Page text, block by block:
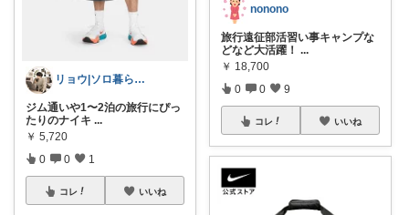
リョウ|ソロ暮らし帖
ジム通いや1〜2泊の旅行にぴっ
たりのナイキ ...
￥ 5,720
0 0 1
コレ いいね
nonono
旅行遠征部活習い事キャンプな
どなど大活躍！ ...
￥ 18,700
0 0 9
コレ いいね